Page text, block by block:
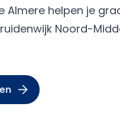
Almere helpen je
Noord-